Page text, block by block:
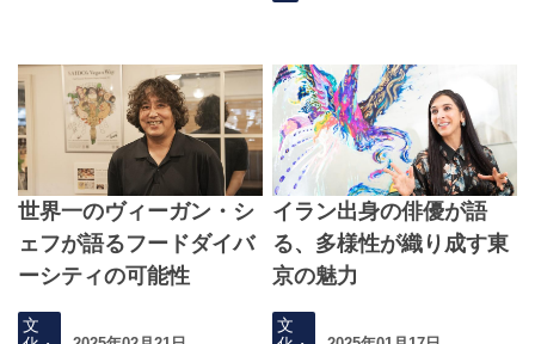
世界一のヴィーガン・シ
ェフが語るフードダイバ
ーシティの可能性
文
イラン出身の俳優が語
る、多様性が織り成す東
京の魅力
文